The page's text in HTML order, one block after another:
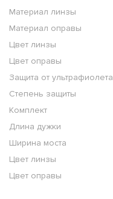
Материал линзы
Материал оправы
Цвет линзы
Цвет оправы
Защита от ультрафиолета
Степень защиты
Комплект
Длина дужки
Ширина моста
Цвет линзы
Цвет оправы